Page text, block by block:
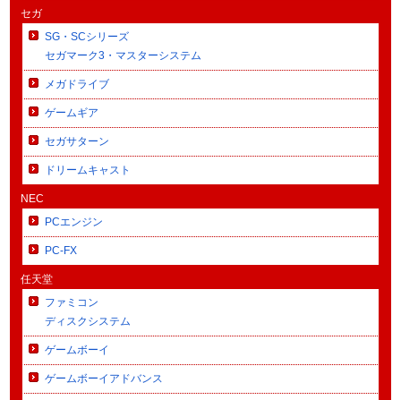
セガ
SG・SCシリーズ
セガマーク3・マスターシステム
メガドライブ
ゲームギア
セガサターン
ドリームキャスト
NEC
PCエンジン
PC-FX
任天堂
ファミコン
ディスクシステム
ゲームボーイ
ゲームボーイアドバンス